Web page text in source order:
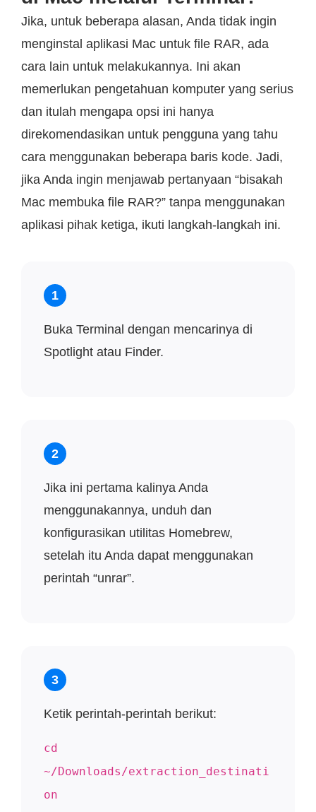
Jika, untuk beberapa alasan, Anda tidak ingin
menginstal aplikasi Mac untuk file RAR, ada
cara lain untuk melakukannya. Ini akan
memerlukan pengetahuan komputer yang serius
dan itulah mengapa opsi ini hanya
direkomendasikan untuk pengguna yang tahu
cara menggunakan beberapa baris kode. Jadi,
jika Anda ingin menjawab pertanyaan “bisakah
Mac membuka file RAR?” tanpa menggunakan
aplikasi pihak ketiga, ikuti langkah-langkah ini.
1
Buka Terminal dengan mencarinya di
Spotlight atau Finder.
2
Jika ini pertama kalinya Anda
menggunakannya, unduh dan
konfigurasikan utilitas Homebrew,
setelah itu Anda dapat menggunakan
perintah “unrar”.
3
Ketik perintah-perintah berikut:
cd
~/Downloads/extraction_destinati
on